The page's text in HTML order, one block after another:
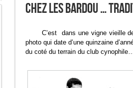
Chez Les Bardou …
C’est dans une vigne vieille
photo qui date d’une quinzaine
du coté du terrain du club